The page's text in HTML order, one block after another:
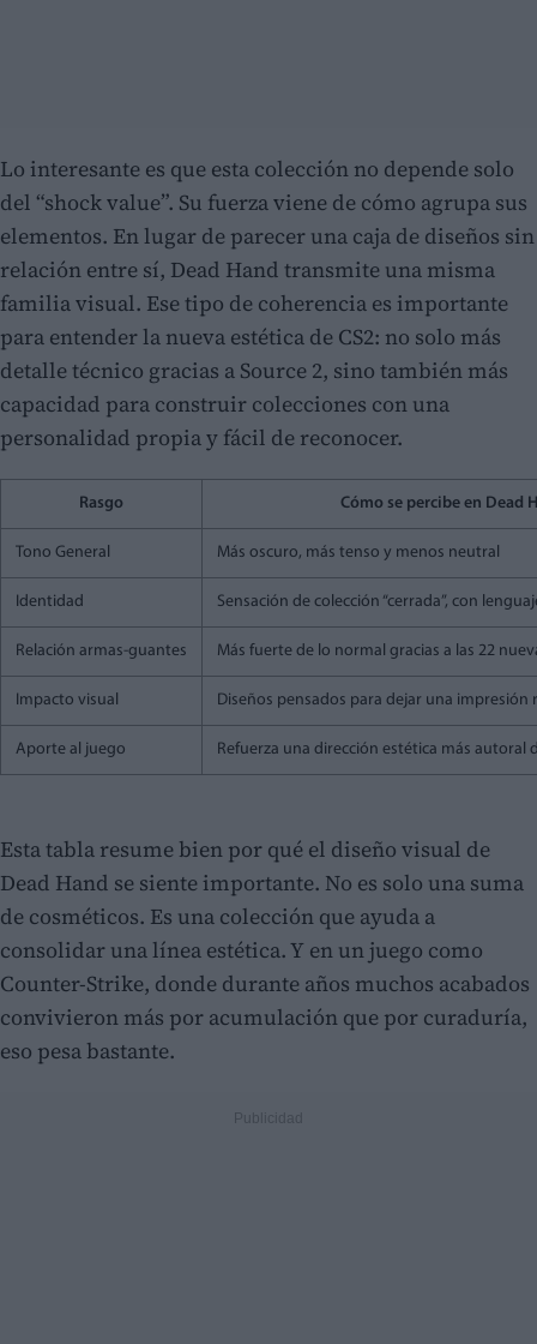
Lo interesante es que esta colección no depende solo
del “shock value”. Su fuerza viene de cómo agrupa sus
elementos. En lugar de parecer una caja de diseños sin
relación entre sí, Dead Hand transmite una misma
familia visual. Ese tipo de coherencia es importante
para entender la nueva estética de CS2: no solo más
detalle técnico gracias a Source 2, sino también más
capacidad para construir colecciones con una
personalidad propia y fácil de reconocer.
Rasgo Cómo se percibe en Dead
Tono General Más oscuro, más tenso y menos neutral
Identidad Sensación de colección “cerrada”, con
Relación armas-guantes Más fuerte de lo normal gracias a las 22
Impacto visual Diseños pensados para dejar una impresión
Aporte al juego Refuerza una dirección estética más autoral
Esta tabla resume bien por qué el diseño visual de
Dead Hand se siente importante. No es solo una suma
de cosméticos. Es una colección que ayuda a
consolidar una línea estética. Y en un juego como
Counter-Strike, donde durante años muchos acabados
convivieron más por acumulación que por curaduría,
eso pesa bastante.